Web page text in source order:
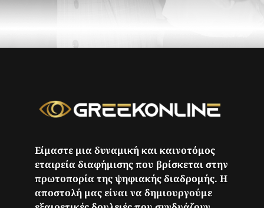
Είμαστε μια δυναμική και καινοτόμος
εταιρεία διαφήμισης που βρίσκεται στην
πρωτοπορία της ψηφιακής διαδρομής. Η
αποστολή μας είναι να δημιουργούμε